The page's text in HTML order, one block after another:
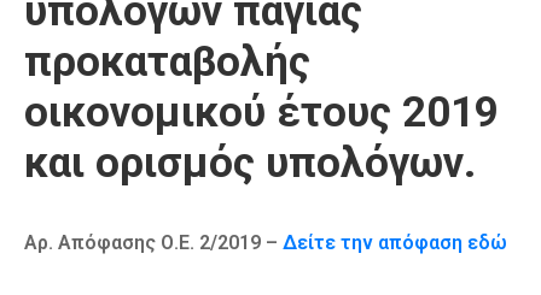
υπολόγων παγίας
προκαταβολής
οικονομικού έτους 2019
και ορισμός υπολόγων.
Αρ. Απόφασης Ο.Ε. 2/2019 – Δείτε την απόφαση εδώ